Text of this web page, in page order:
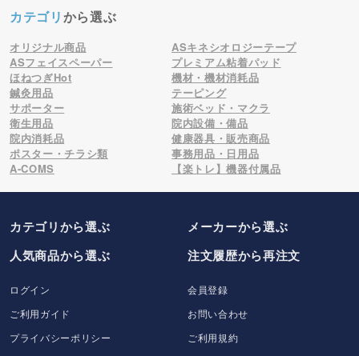
カテゴリから選ぶ
オリジナル商品
ASキネシオロジーテープ
ASフェイスペーパー
プレミアム粘着パッド
ほねつぎHot
機材・機材消耗品
鍼灸用品
テーピング
サポーター
施術ベッド・マクラ
衛生用品
院内設備・備品
院内消耗品
健康器具・販売商品
ポスター・チラシ類
事務用品・日用品
A-COMS
【楽トレ】機器付属品
カテゴリから選ぶ メーカーから選ぶ
人気商品から選ぶ
注文履歴から再注文
ログイン
会員登録
ご利用ガイド
お問い合わせ
プライバシーポリシー
ご利用規約